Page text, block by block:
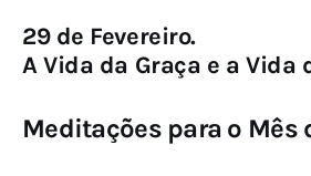
29 de Fevereiro.
A Vida da Graça e a Vida
Meditações para o Mês